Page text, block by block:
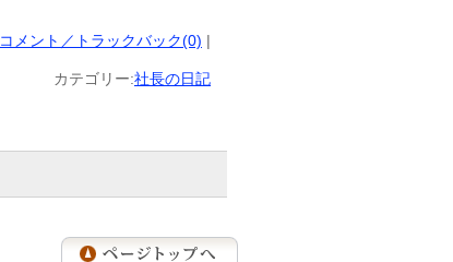
コメント／トラックバック(0) |
カテゴリー:社長の日記